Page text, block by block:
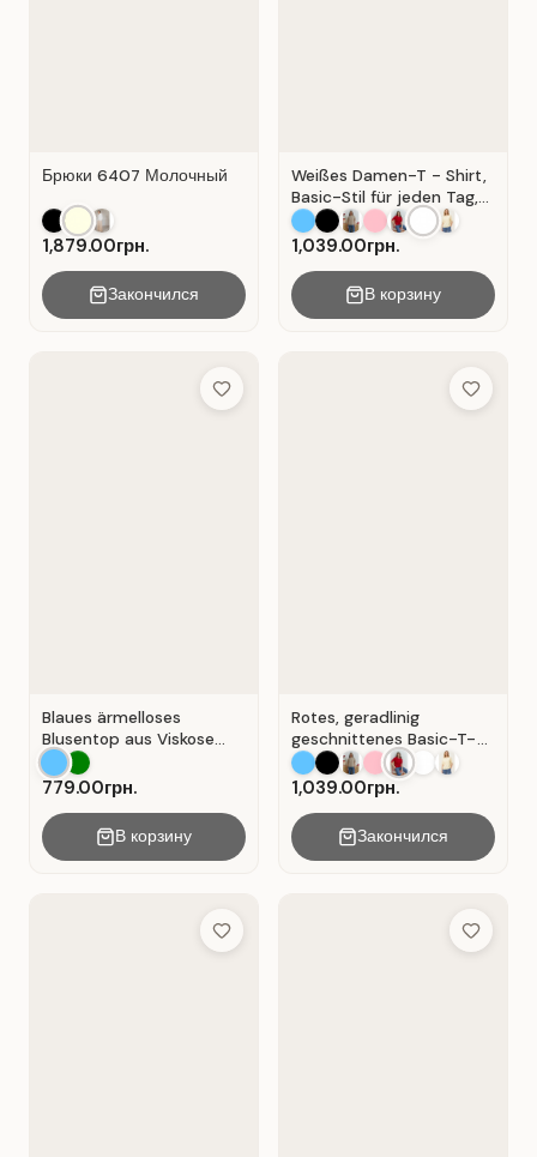
Брюки 6407 Молочный
1,879.00грн.
Закончился
Weißes Damen-T - Shirt,
Basic-Stil für jeden Tag,
Material: Weißer Kater
1,039.00грн.
В корзину
Add to Wish List
Blaues ärmelloses
Blusentop aus Viskose
mit V-Ausschnitt . Blau .
779.00грн.
В корзину
Add to
Rotes, geradlinig
geschnittenes Basic-T-
Shirt aus Baumwolle . Rot
.1,039.00грн.
Закончился
Add to Wish List Add to